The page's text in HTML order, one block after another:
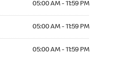
05:00 AM - 11:59 PM
05:00 AM - 11:59 PM
05:00 AM - 11:59 PM